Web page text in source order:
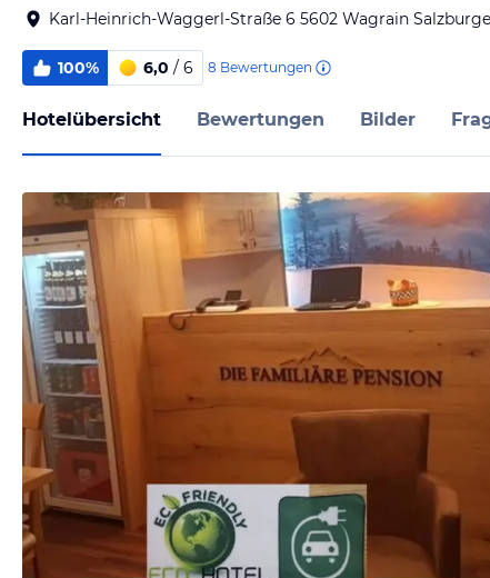
Karl-Heinrich-Waggerl-Straße 6 5602 Wagrain
100% 6,0 / 6 8 Bewertungen
Hotelübersicht Bewertungen Bilder